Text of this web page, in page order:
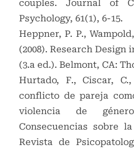
couples. Journal of
Psychology, 61(1), 6-15.
Heppner, P. P.,
(2008). Research Design
(3.a ed.). Belmont, CA:
Hurtado, F., Ciscar,
conflicto de pareja
violencia de
Consecuencias sobre
Revista de